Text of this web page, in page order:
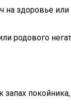
здоровье
родового